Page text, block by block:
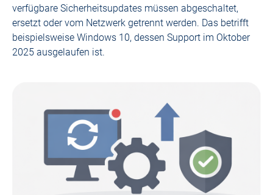
verfügbare Sicherheitsupdates müssen abgeschaltet,
ersetzt oder vom Netzwerk getrennt werden. Das betrifft
beispielsweise Windows 10, dessen Support im Oktober
2025 ausgelaufen ist.